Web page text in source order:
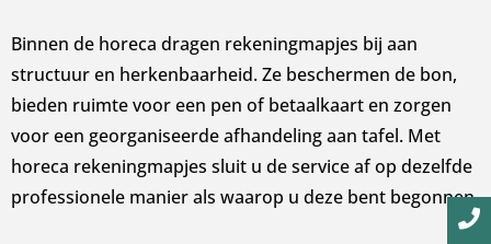
Binnen de horeca dragen rekeningmapjes bij aan
structuur en herkenbaarheid. Ze beschermen de bon,
bieden ruimte voor een pen of betaalkaart en zorgen
voor een georganiseerde afhandeling aan tafel. Met
horeca rekeningmapjes sluit u de service af op dezelfde
professionele manier als waarop u deze bent begonnen.